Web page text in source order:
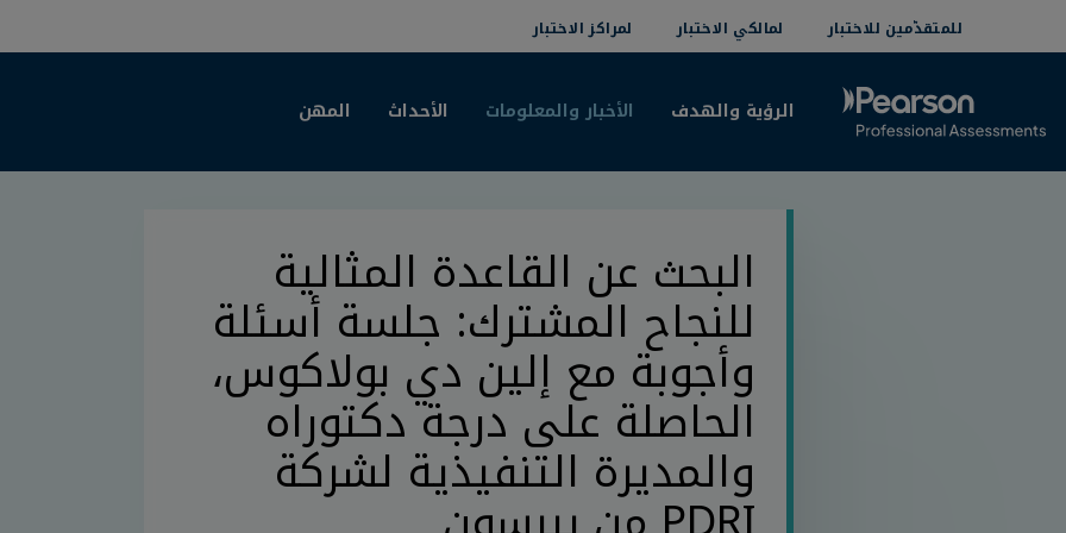
للمتقدّمين للاختبار لمالكي الاختبار لمراكز الاختبار
الرؤية والهدف الأخبار والمعلومات الأحداث المهن
البحث عن القاعدة المثالية
للنجاح المشترك: جلسة أسئلة
وأجوبة مع إلين دي بولاكوس،
الحاصلة على درجة دكتوراه
والمديرة التنفيذية لشركة